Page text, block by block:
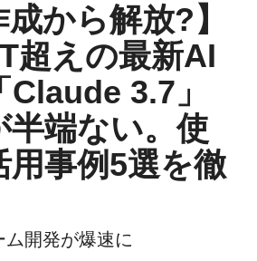
成から解放?】
超えの最新AI
3.7」
半端ない。使
用事例5選を徹
開発が爆速に